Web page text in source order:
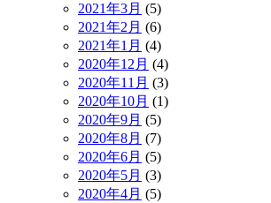
2021年3月 (5)
2021年2月 (6)
2021年1月 (4)
2020年12月 (4)
2020年11月 (3)
2020年10月 (1)
2020年9月 (5)
2020年8月 (7)
2020年6月 (5)
2020年5月 (3)
2020年4月 (5)